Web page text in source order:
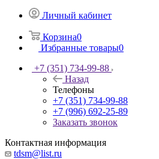
Личный кабинет
Корзина0
Избранные товары0
+7 (351) 734-99-88
Назад
Телефоны
+7 (351) 734-99-88
+7 (996) 692-25-89
Заказать звонок
Контактная информация
tdsm@list.ru